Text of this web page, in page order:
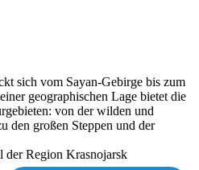
sich vom Sayan-Gebirge bis zum
geographischen Lage bietet die
von der wilden und
den großen Steppen und der
der Region Krasnojarsk